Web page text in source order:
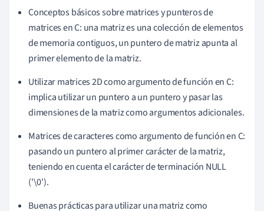
Conceptos básicos sobre matrices y punteros de
matrices en C: una matriz es una colección de elementos
de memoria contiguos, un puntero de matriz apunta al
primer elemento de la matriz.
Utilizar matrices 2D como argumento de función en C:
implica utilizar un puntero a un puntero y pasar las
dimensiones de la matriz como argumentos adicionales.
Matrices de caracteres como argumento de función en C:
pasando un puntero al primer carácter de la matriz,
teniendo en cuenta el carácter de terminación NULL
('\0').
Buenas prácticas para utilizar una matriz como